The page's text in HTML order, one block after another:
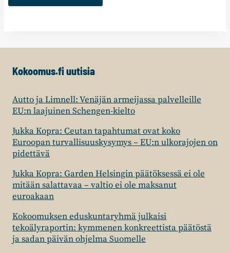
Kokoomus.fi uutisia
Autto ja Limnell: Venäjän armeijassa palvelleille
EU:n laajuinen Schengen-kielto
Jukka Kopra: Ceutan tapahtumat ovat koko
Euroopan turvallisuuskysymys – EU:n ulkorajojen on
pidettävä
Jukka Kopra: Garden Helsingin päätöksessä ei ole
mitään salattavaa – valtio ei ole maksanut
euroakaan
Kokoomuksen eduskuntaryhmä julkaisi
tekoälyraportin: kymmenen konkreettista päätöstä
ja sadan päivän ohjelma Suomelle